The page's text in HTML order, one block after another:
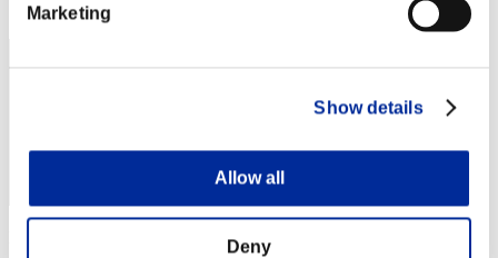
Marketing
Show details
Allow all
Deny
43